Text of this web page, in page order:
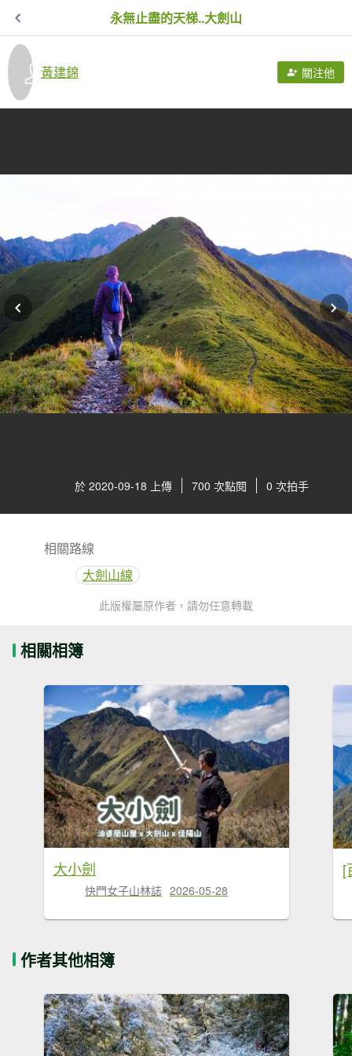
永無止盡的天梯..大劍山
黃建錦 關注他
於 2020-09-18 上傳 700 次點閱 0 次拍手
相關路線
大劍山線
此版權屬原作者，請勿任意轉載
相關相簿
大小劍
快門女子山林誌 2026-05-28
[
作者其他相簿